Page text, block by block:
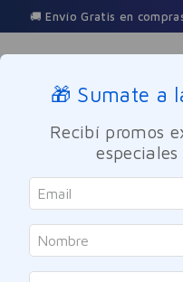
🚚 Envío Gratis en
Buscar
acondicionador-oleo-
🎁 Sumate a
Recibí promos